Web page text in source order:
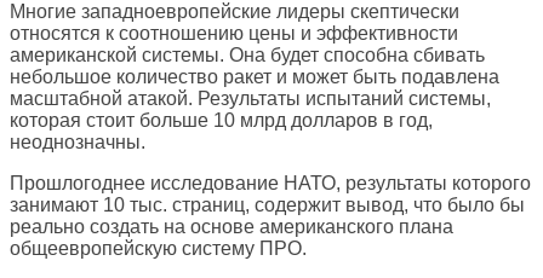
Многие западноевропейские лидеры скептически
относятся к соотношению цены и эффективности
американской системы. Она будет способна сбивать
небольшое количество ракет и может быть подавлена
масштабной атакой. Результаты испытаний системы,
которая стоит больше 10 млрд долларов в год,
неоднозначны.
Прошлогоднее исследование НАТО, результаты которого
занимают 10 тыс. страниц, содержит вывод, что было бы
реально создать на основе американского плана
общеевропейскую систему ПРО.